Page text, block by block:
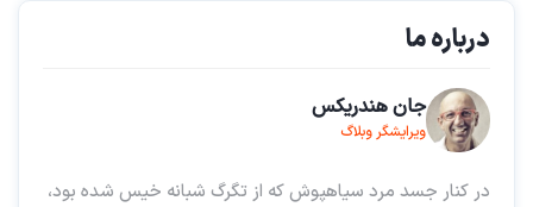
درباره ما
جان هندریکس
ویرایشگر وبلاگ
در کنار جسد مرد سیاهپوش که از تگرگ شبانه خیس شده بود،